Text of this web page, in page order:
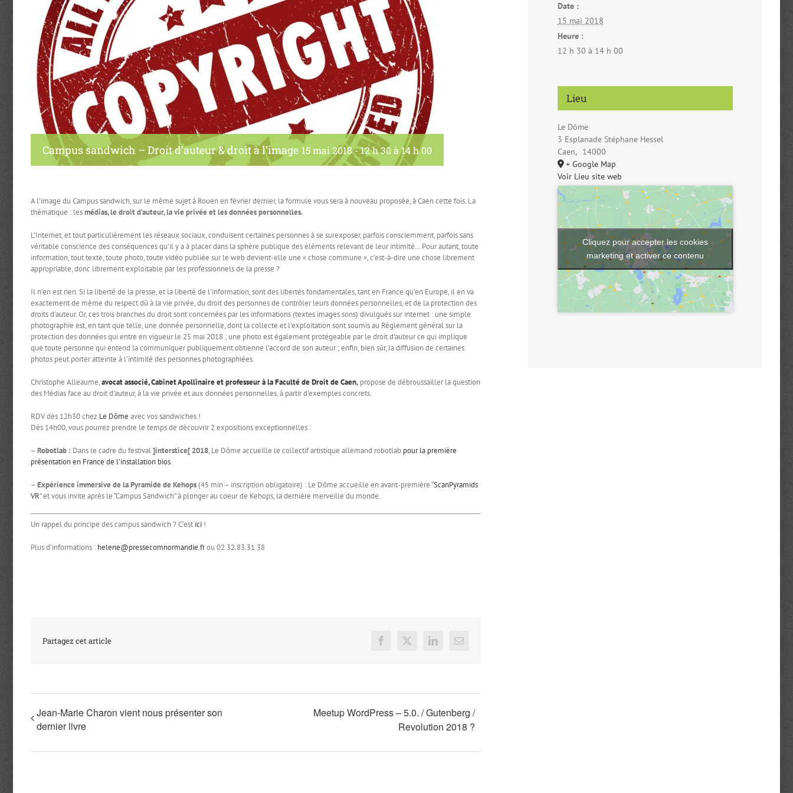
Campus sandwich – Droit d’auteur & droit à l’image 15 mai 2018 - 12 h 30à14 h 00
A l’image du Campus sandwich, sur le même sujet à Rouen en février dernier, la formule vous sera à nouveau proposée, à Caen cette fois. La
thématique : lesmédias, le droit d’auteur, la vie privée et les données personnelles.
L’Internet, et tout particulièrement les réseaux sociaux, conduisent certaines personnes à se surexposer, parfois consciemment, parfois sans
véritable conscience des conséquences qu’il y a à placer dans la sphère publique des éléments relevant de leur intimité… Pour autant, toute
information, tout texte, toute photo, toute vidéo publiée sur le web devient-elle une « chose commune », c’est-à-dire une chose librement
appropriable, donc librement exploitable par les professionnels de la presse ?
Il n’en est rien. Si la liberté de la presse, et la liberté de l’information, sont des libertés fondamentales, tant en France qu’en Europe, il en va
exactement de même du respect dû à la vie privée, du droit des personnes de contrôler leurs données personnelles, et de la protection des
droits d’auteur. Or, ces trois branches du droit sont concernées par les informations (textes images sons) divulgués sur internet : une simple
photographie est, en tant que telle, une donnée personnelle, dont la collecte et l’exploitation sont soumis au Règlement général sur la
protection des données qui entre en vigueur le 25 mai 2018 ; une photo est également protégeable par le droit d’auteur ce qui implique
que toute personne qui entend la communiquer publiquement obtienne l’accord de son auteur ; enfin, bien sûr, la diffusion de certaines
photos peut porter atteinte à l’intimité des personnes photographiées.
Christophe Alleaume,avocat associé, Cabinet Apollinaire et professeur à la Faculté de Droit de Caen, propose de débroussailler la question
des Médias face au droit d’auteur, à la vie privée et aux données personnelles, à partir d’exemples concrets.
RDV dès 12h30 chez Le Dôme avec vos sandwiches !
Dès 14h00, vous pourrez prendre le temps de découvrir 2 expositions exceptionnelles :
– Robotlab : Dans le cadre du festival]interstice[ 2018, Le Dôme accueille le collectif artistique allemand robotlab pour la première
présentation en France de l’installation bios.
– Expérience immersive de la Pyramide de Kehops(45 min – inscription obligatoire) : Le Dôme accueille en avant-première “ScanPyramids
VR” et vous invite après le “Campus Sandwich” à plonger au coeur de Kehops, la dernière merveille du monde.
Un rappel du principe des campus sandwich ? C’est ici !
Plus d’informations : helene@pressecomnormandie.frou 02.32.83.31.38
Partagez cet article Facebook
X LinkedInEmail
Jean-Marie Charon vient nous présenter son
dernier livre
Meetup WordPress – 5.0. / Gutenberg /
Revolution 2018 ?
Date :
15 mai 2018
Heure :
12 h 30 à 14 h 00
Lieu
Le Dôme
3 Esplanade Stéphane Hessel
Caen, 14000
+ Google Map
Voir Lieu site web
Cliquez pour accepter les cookies
marketing et activer ce contenu